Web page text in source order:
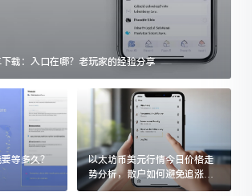
载：入口在哪？老玩家的经验分享
等多久？
以太坊币美元行情今日价格走
势分析，散户如何避免追涨杀
跌被套牢